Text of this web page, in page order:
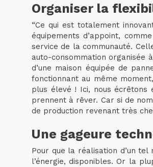
Organiser la
“Ce qui est totalement
équipements d’appoint,
service de la communauté.
auto-consommation organisée
d’une maison équipée de
fonctionnant au même
plus élevé ! Ici, nous écrêtons
prennent à rêver. Car si de
de production revenant très
Une gageure
Pour que la réalisation d’un
l’énergie, disponibles. Or la